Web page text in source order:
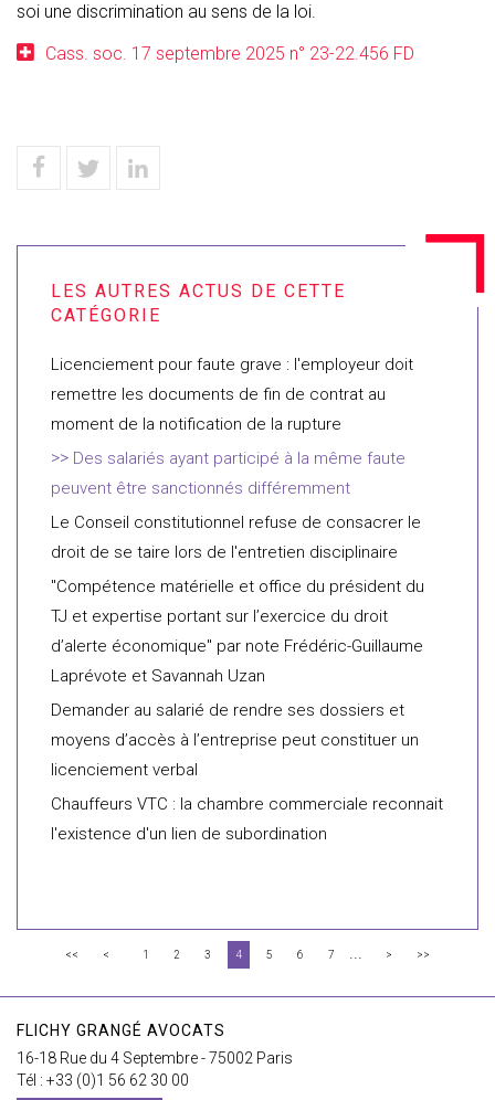
soi une discrimination au sens de la loi.
Cass. soc. 17 septembre 2025 n° 23-22.456 FD
Licenciement pour faute grave : l'employeur doit
remettre les documents de fin de contrat au
moment de la notification de la rupture
Des salariés ayant participé à la même faute
peuvent être sanctionnés différemment
Le Conseil constitutionnel refuse de consacrer le
droit de se taire lors de l'entretien disciplinaire
"Compétence matérielle et office du président du
TJ et expertise portant sur l’exercice du droit
d’alerte économique" par note Frédéric-Guillaume
Laprévote et Savannah Uzan
Demander au salarié de rendre ses dossiers et
moyens d’accès à l’entreprise peut constituer un
licenciement verbal
Chauffeurs VTC : la chambre commerciale reconnait
l'existence d'un lien de subordination
<< < 1 2 3 4 5 6 7 ... > >>
FLICHY GRANGÉ AVOCATS
16-18 Rue du 4 Septembre - 75002 Paris
Tél : +33 (0)1 56 62 30 00